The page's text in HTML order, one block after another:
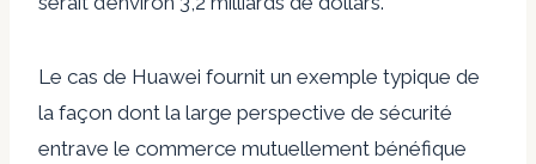
Le cas de Huawei fournit un exemple typique de
la façon dont la large perspective de sécurité
entrave le commerce mutuellement bénéfique